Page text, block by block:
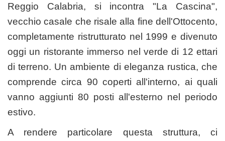
Reggio Calabria, si incontra "La Cascina",
vecchio casale che risale alla fine dell'Ottocento,
completamente ristrutturato nel 1999 e divenuto
oggi un ristorante immerso nel verde di 12 ettari
di terreno. Un ambiente di eleganza rustica, che
comprende circa 90 coperti all'interno, ai quali
vanno aggiunti 80 posti all'esterno nel periodo
estivo.
A rendere particolare questa struttura, ci